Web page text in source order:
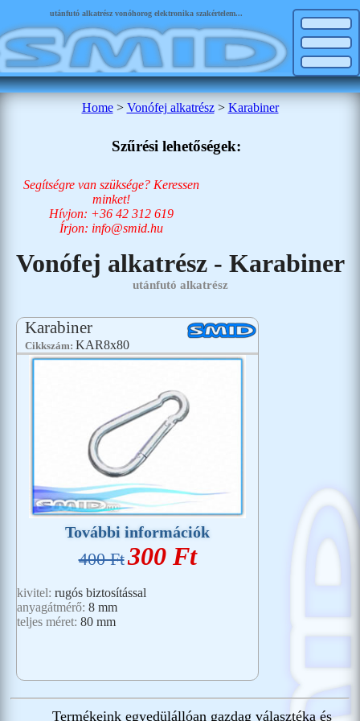
utánfutó alkatrész vonóhorog elektronika szakértelem...
Home > Vonófej alkatrész > Karabiner
Szűrési lehetőségek:
Segítségre van szüksége? Keressen
minket!
Hívjon: +36 42 312 619
Írjon: info@smid.hu
Vonófej alkatrész - Karabiner
utánfutó alkatrész
Karabiner
Cikkszám: KAR8x80
További információk
400 Ft300 Ft
kivitel: rugós biztosítással
anyagátmérő: 8 mm
teljes méret: 80 mm
Termékeink egyedülállóan gazdag választéka és